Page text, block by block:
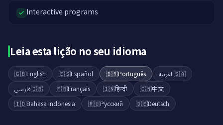
Interactive programs
Leia esta lição no seu idioma
🇬🇧English 🇪🇸Español 🇧🇷Português 🇸🇦العربية
🇮🇷فارسی 🇫🇷Français 🇮🇳हिन्दी 🇨🇳中文
🇮🇩Bahasa Indonesia 🇷🇺Русский 🇩🇪Deutsch